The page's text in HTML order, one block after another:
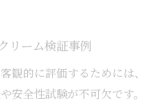
リーム検証事例
観的に評価するためには、
安全性試験が不可欠です。